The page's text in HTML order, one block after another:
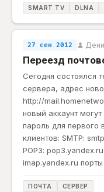
SMART TV DLNA
27 сен 2012
Переезд
Сегодня состоялся
сервера, адрес
http://
новый аккаунт
пароль для первого
клиентов: SMTP:
POP3:
imap.yandex.ru
ПОЧТА СЕРВЕР